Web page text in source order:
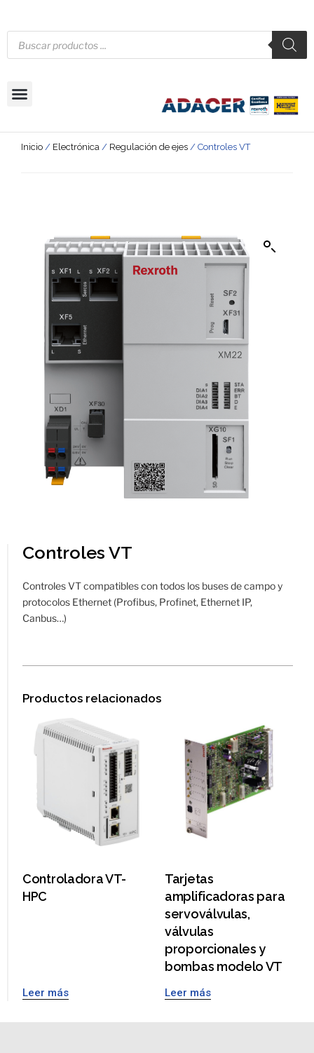
Inicio / Electrónica / Regulación de ejes / Controles VT
Controles VT
Controles VT compatibles con todos los buses de campo y
protocolos Ethernet (Profibus, Profinet, Ethernet IP,
Canbus…)
Productos relacionados
Controladora VT-
HPC
Leer más
Tarjetas
amplificadoras para
servoválvulas,
válvulas
proporcionales y
bombas modelo VT
Leer más